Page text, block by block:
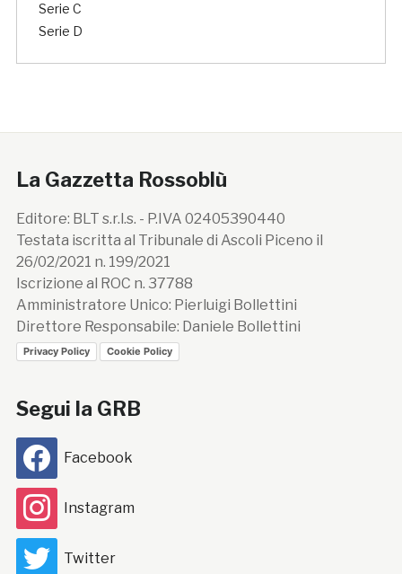
Serie C
Serie D
La Gazzetta Rossoblù
Editore: BLT s.r.l.s. - P.IVA 02405390440
Testata iscritta al Tribunale di Ascoli Piceno il
26/02/2021 n. 199/2021
Iscrizione al ROC n. 37788
Amministratore Unico: Pierluigi Bollettini
Direttore Responsabile: Daniele Bollettini
Privacy Policy Cookie Policy
Segui la GRB
Facebook
Instagram
Twitter